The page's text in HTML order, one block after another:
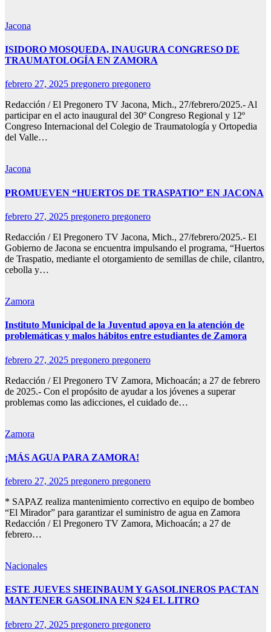
Jacona
ISIDORO MOSQUEDA, INAUGURA CONGRESO DE
TRAUMATOLOGÍA EN ZAMORA
febrero 27, 2025 pregonero pregonero
Redacción / El Pregonero TV Jacona, Mich., 27/febrero/2025.- Al
participar en el acto inaugural del 30º Congreso Regional y 12º
Congreso Internacional del Colegio de Traumatología y Ortopedia
del Valle…
Jacona
PROMUEVEN “HUERTOS DE TRASPATIO” EN JACONA
febrero 27, 2025 pregonero pregonero
Redacción / El Pregonero TV Jacona, Mich., 27/febrero/2025.- El
Gobierno de Jacona se encuentra impulsando el programa, “Huertos
de Traspatio, mediante el otorgamiento de semillas de chile, cilantro,
cebolla y…
Zamora
Instituto Municipal de la Juventud apoya en la atención de
problemáticas y malos hábitos entre estudiantes de Zamora
febrero 27, 2025 pregonero pregonero
Redacción / El Pregonero TV Zamora, Michoacán; a 27 de febrero
de 2025.- Con el propósito de ayudar a los jóvenes a superar
problemas como las adicciones, el cuidado de…
Zamora
¡MÁS AGUA PARA ZAMORA!
febrero 27, 2025 pregonero pregonero
* SAPAZ realiza mantenimiento correctivo en equipo de bombeo
“El Mirador” para garantizar el suministro de agua en Zamora
Redacción / El Pregonero TV Zamora, Michoacán; a 27 de
febrero…
Nacionales
ESTE JUEVES SHEINBAUM Y GASOLINEROS PACTAN
MANTENER GASOLINA EN $24 EL LITRO
febrero 27, 2025 pregonero pregonero